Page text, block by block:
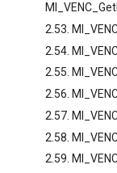
2.53.
2.54.
2.55.
2.56.
2.57.
2.58.
2.59.